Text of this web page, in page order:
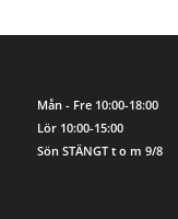
Mån - Fre 10:00-18:00
Lör 10:00-15:00
Sön STÄNGT t o m 9/8